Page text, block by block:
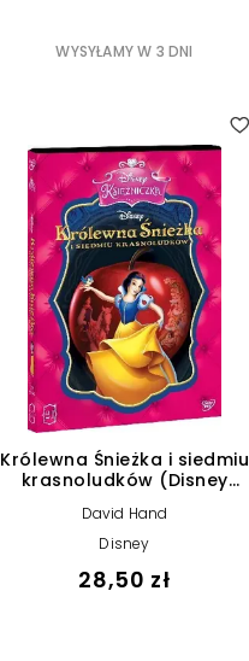
WYSYŁAMY W 3 DNI
Królewna Śnieżka i siedmiu
krasnoludków (Disney
David Hand
Disney
28,50 zł